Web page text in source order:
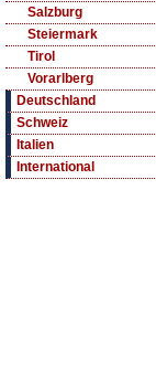
Salzburg
Steiermark
Tirol
Vorarlberg
Deutschland
Schweiz
Italien
International